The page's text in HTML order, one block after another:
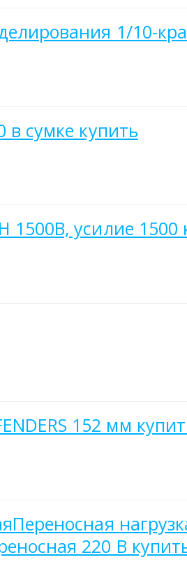
1/10-
в сумке купить
1500B, усилие 1500
152 мм
220 В